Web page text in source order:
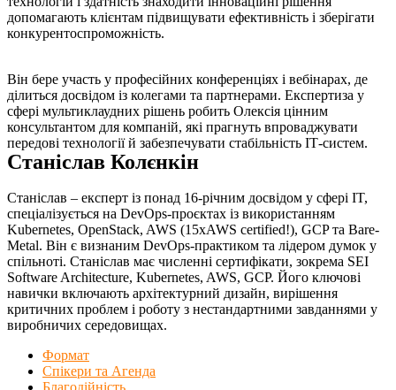
допомагають клієнтам підвищувати ефективність і зберігати
конкурентоспроможність.
Він бере участь у професійних конференціях і вебінарах, де
ділиться досвідом із колегами та партнерами. Експертиза у
сфері мультиклаудних рішень робить Олексія цінним
консультантом для компаній, які прагнуть впроваджувати
передові технології й забезпечувати стабільність ІТ-систем.
Станіслав Колєнкін
Станіслав – експерт із понад 16-річним досвідом у сфері IT,
спеціалізується на DevOps-проєктах із використанням
Kubernetes, OpenStack, AWS (15xAWS certified!), GCP та Bare-
Metal. Він є визнаним DevOps-практиком та лідером думок у
спільноті. Станіслав має численні сертифікати, зокрема SEI
Software Architecture, Kubernetes, AWS, GCP. Його ключові
навички включають архітектурний дизайн, вирішення
критичних проблем і роботу з нестандартними завданнями у
виробничих середовищах.
Формат
Спікери та Агенда
Благодійність